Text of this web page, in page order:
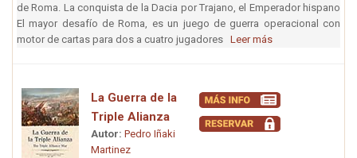
de Roma. La conquista de la Dacia por Trajano, el Emperador hispano
El mayor desafío de Roma, es un juego de guerra operacional con
motor de cartas para dos a cuatro jugadores Leer más
La Guerra de la
Triple Alianza
Autor: Pedro Iñaki
Martinez